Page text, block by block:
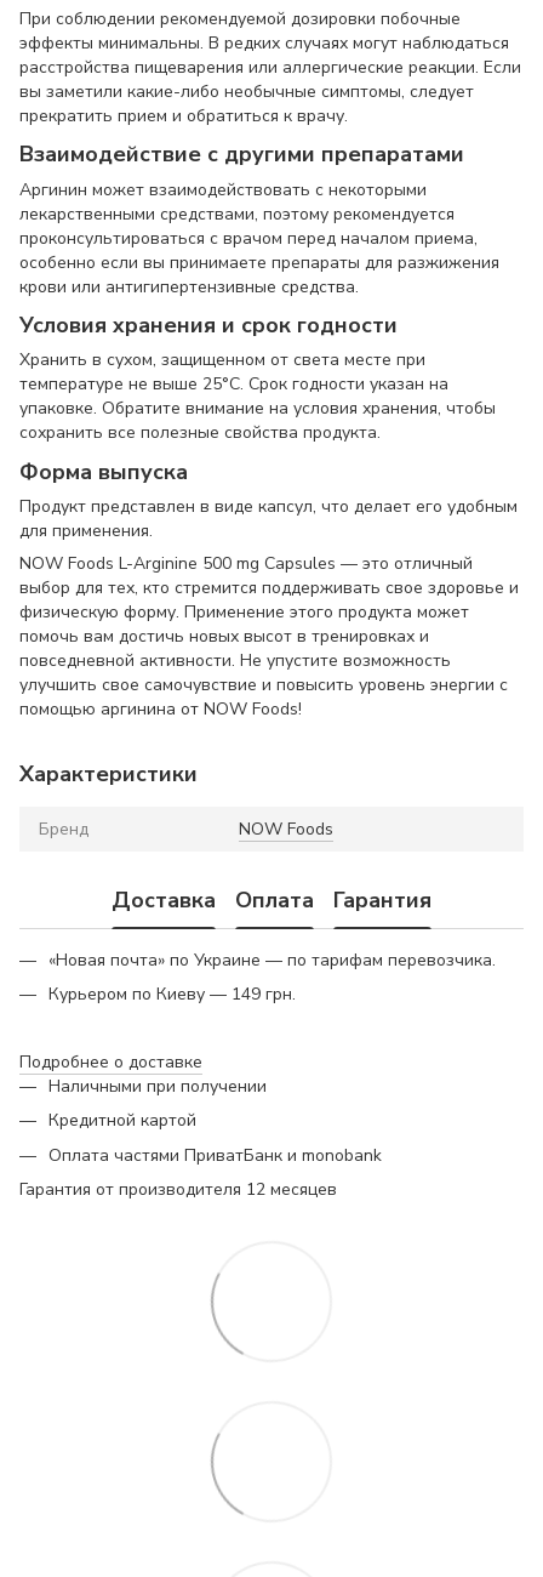
При соблюдении рекомендуемой дозировки побочные
эффекты минимальны. В редких случаях могут наблюдаться
расстройства пищеварения или аллергические реакции. Если
вы заметили какие-либо необычные симптомы, следует
прекратить прием и обратиться к врачу.
Взаимодействие с другими препаратами
Аргинин может взаимодействовать с некоторыми
лекарственными средствами, поэтому рекомендуется
проконсультироваться с врачом перед началом приема,
особенно если вы принимаете препараты для разжижения
крови или антигипертензивные средства.
Условия хранения и срок годности
Хранить в сухом, защищенном от света месте при
температуре не выше 25°C. Срок годности указан на
упаковке. Обратите внимание на условия хранения, чтобы
сохранить все полезные свойства продукта.
Форма выпуска
Продукт представлен в виде капсул, что делает его удобным
для применения.
NOW Foods L-Arginine 500 mg Capsules — это отличный
выбор для тех, кто стремится поддерживать свое здоровье и
физическую форму. Применение этого продукта может
помочь вам достичь новых высот в тренировках и
повседневной активности. Не упустите возможность
улучшить свое самочувствие и повысить уровень энергии с
помощью аргинина от NOW Foods!
Характеристики
Бренд NOW Foods
Доставка Оплата Гарантия
«Новая почта» по Украине — по тарифам перевозчика.
Курьером по Киеву — 149 грн.
Подробнее о доставке
Наличными при получении
Кредитной картой
Оплата частями ПриватБанк и monobank
Гарантия от производителя 12 месяцев